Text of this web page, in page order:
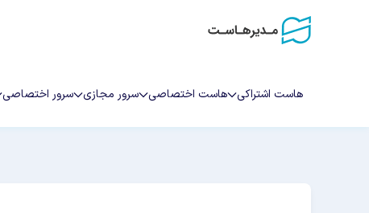
هاست اشتراکی هاست اختصاصی سرور مجازی سرور اختصاصی